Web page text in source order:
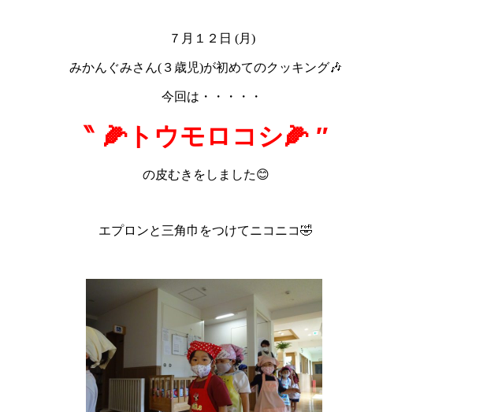
７月１２日 (月)
みかんぐみさん(３歳児)が初めてのクッキング🎶
今回は・・・・・
‶ 🌽トウモロコシ🌽 ″
の皮むきをしました😊
エプロンと三角巾をつけてニコニコ🤣